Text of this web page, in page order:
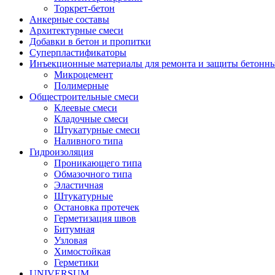
Торкрет-бетон
Анкерные составы
Архитектурные смеси
Добавки в бетон и пропитки
Суперпластификаторы
Инъекционные материалы для ремонта и защиты
Микроцемент
Полимерные
Общестроительные смеси
Клеевые смеси
Кладочные смеси
Штукатурные смеси
Наливного типа
Гидроизоляция
Проникающего типа
Обмазочного типа
Эластичная
Штукатурные
Остановка протечек
Герметизация швов
Битумная
Узловая
Химостойкая
Герметики